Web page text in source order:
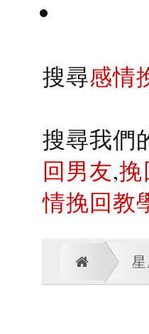
搜尋感情
搜尋我們
回男友,挽
情挽回教